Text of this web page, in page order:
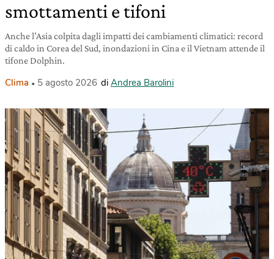
smottamenti e tifoni
Anche l’Asia colpita dagli impatti dei cambiamenti climatici: record
di caldo in Corea del Sud, inondazioni in Cina e il Vietnam attende il
tifone Dolphin.
Clima 5 agosto 2026 di Andrea Barolini